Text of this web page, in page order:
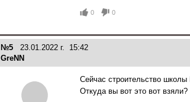
0 0
№5 23.01.2022 г. 15:42
GreNN
Сейчас строительство
Откуда вы вот это вот